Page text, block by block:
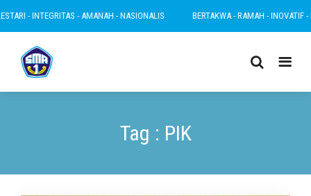
- INTEGRITAS - AMANAH - NASIONALIS BERTAKWA - RAMAH - INOVATIF -
Tag : PIK